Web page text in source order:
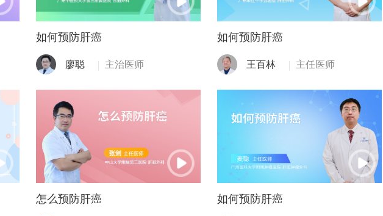
如何预防肝癌
廖聪 主治医师
如何预防肝癌
王百林 主任医师
怎么预防肝癌 如何预防肝癌